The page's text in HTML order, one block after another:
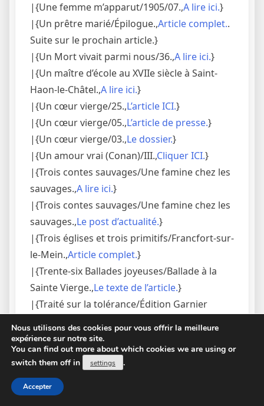
|{Une femme m’apparut/1905/07.,A lire ici.}
|{Un prêtre marié/Épilogue.,Article complet..
Suite sur le prochain article.}
|{Un Mort vivait parmi nous/36.,A lire ici.}
|{Un maître d’école au XVIIe siècle à Saint-
Haon-le-Châtel.,A lire ici.}
|{Un cœur vierge/25.,L’article ICI.}
|{Un cœur vierge/05.,L’article de presse.}
|{Un cœur vierge/03.,Le dossier.}
|{Un amour vrai (Conan)/III.,Cliquer ICI.}
|{Trois contes sauvages/Une famine chez les
sauvages.,A lire ici.}
|{Trois contes sauvages/Une famine chez les
sauvages.,Le post d’actualité.}
|{Trois églises et trois primitifs/Francfort-sur-
le-Mein.,Article complet.}
|{Trente-six Ballades joyeuses/Ballade à la
Sainte Vierge.,Le texte de l’article.}
|{Traité sur la tolérance/Édition Garnier
article.}
|{Traité sur la tolérance/Édition Garnier
1879/18., Le texte de l’article.
|{Traité sur la tolérance/Édition
Nous utilisons des cookies pour vous offrir la meilleure
expérience sur notre site.
You can find out more about which cookies we are using or
switch them off in
settings .
Accepter